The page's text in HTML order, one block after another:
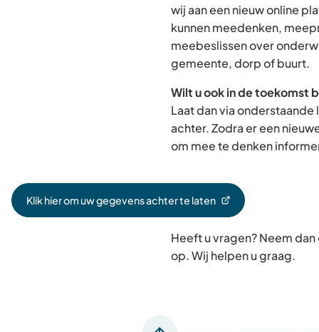
wij aan een nieuw online
kunnen meedenken,
meebeslissen over
gemeente, dorp of buurt.
Wilt u ook in de toekomst
Laat dan via
achter. Zodra er een
om mee te denken
Klik hier om uw gegevens achter te laten
(Verwijst
Heeft u vragen? Neem
op. Wij helpen u graag.